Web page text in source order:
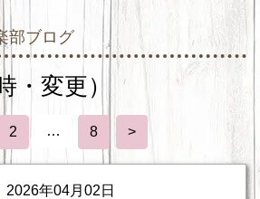
部ブログ
・変更）
2 … 8 >
2026年04月02日